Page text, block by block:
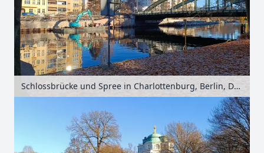
Schlossbrücke und Spree in Charlottenburg, Berlin, Deutschland